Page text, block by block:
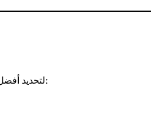
لتحديد، تمت المقارنة بناءً على: